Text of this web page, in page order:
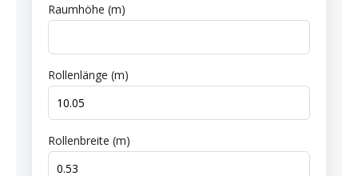
Raumhöhe (m)
Rollenlänge (m)
Rollenbreite (m)